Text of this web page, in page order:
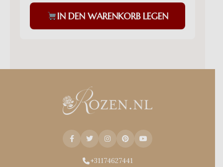
IN DEN WARENKORB LEGEN
+31174627441